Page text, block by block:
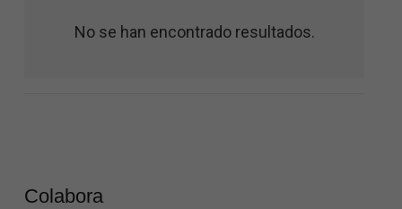
No se han encontrado resultados.
Colabora